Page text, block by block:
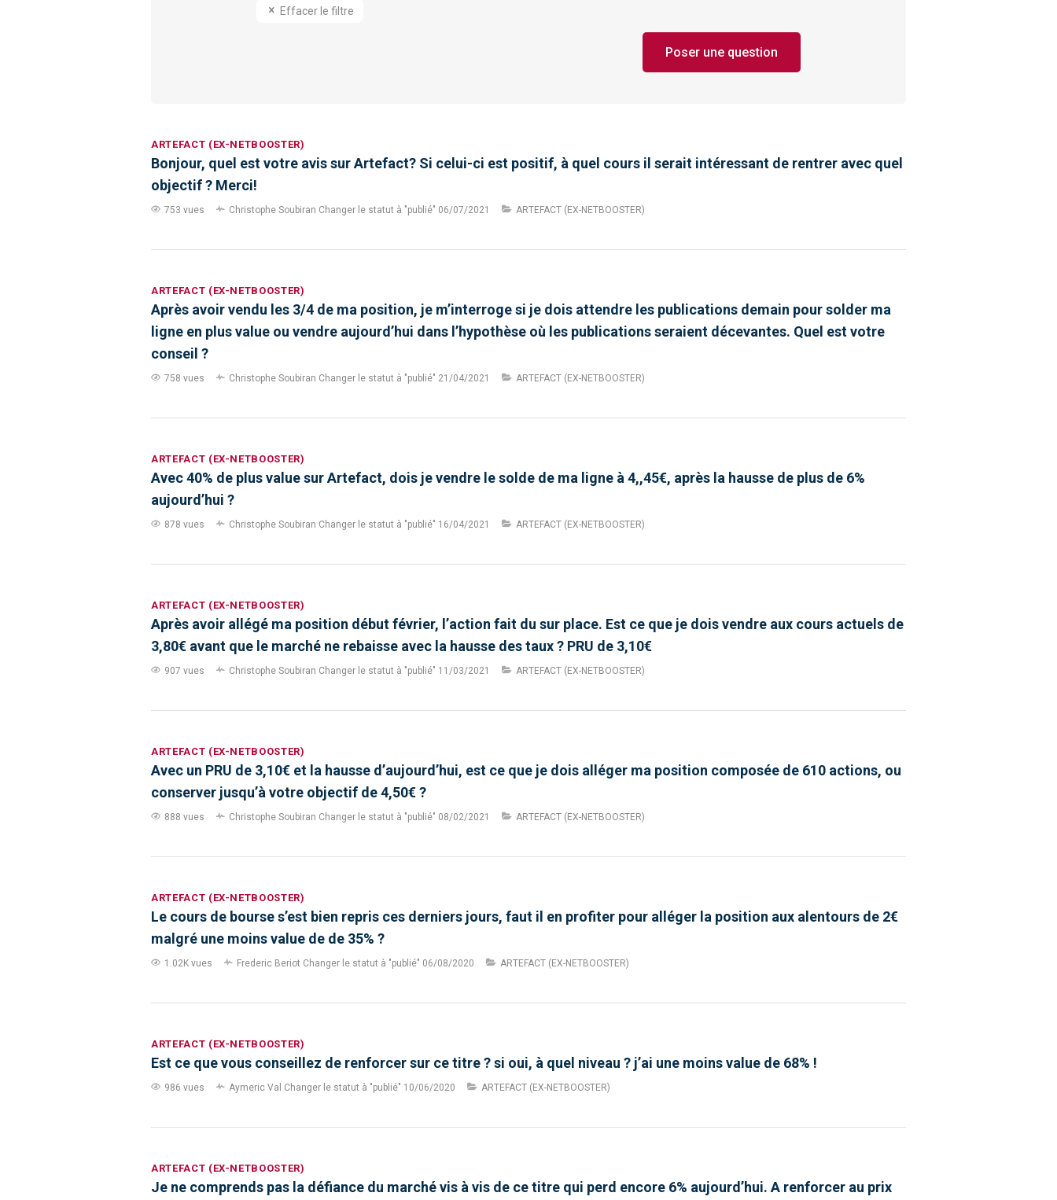
Effacer le filtre
Poser une question
ARTEFACT (EX-NETBOOSTER)
Bonjour, quel est votre avis sur Artefact? Si celui-ci est positif, à quel cours il serait intéressant de rentrer avec quel
objectif ? Merci!
753 vues Christophe Soubiran Changer le statut à "publié" 06/07/2021 ARTEFACT (EX-NETBOOSTER)
ARTEFACT (EX-NETBOOSTER)
Après avoir vendu les 3/4 de ma position, je m’interroge si je dois attendre les publications demain pour solder ma
ligne en plus value ou vendre aujourd’hui dans l’hypothèse où les publications seraient décevantes. Quel est votre
conseil ?
758 vues Christophe Soubiran Changer le statut à "publié" 21/04/2021 ARTEFACT (EX-NETBOOSTER)
ARTEFACT (EX-NETBOOSTER)
Avec 40% de plus value sur Artefact, dois je vendre le solde de ma ligne à 4,,45€, après la hausse de plus de 6%
aujourd’hui ?
878 vues Christophe Soubiran Changer le statut à "publié" 16/04/2021 ARTEFACT (EX-NETBOOSTER)
ARTEFACT (EX-NETBOOSTER)
Après avoir allégé ma position début février, l’action fait du sur place. Est ce que je dois vendre aux cours actuels de
3,80€ avant que le marché ne rebaisse avec la hausse des taux ? PRU de 3,10€
907 vues Christophe Soubiran Changer le statut à "publié" 11/03/2021 ARTEFACT (EX-NETBOOSTER)
ARTEFACT (EX-NETBOOSTER)
Avec un PRU de 3,10€ et la hausse d’aujourd’hui, est ce que je dois alléger ma position composée de 610 actions, ou
conserver jusqu’à votre objectif de 4,50€ ?
888 vues Christophe Soubiran Changer le statut à "publié" 08/02/2021 ARTEFACT (EX-NETBOOSTER)
ARTEFACT (EX-NETBOOSTER)
Le cours de bourse s’est bien repris ces derniers jours, faut il en profiter pour alléger la position aux alentours de 2€
malgré une moins value de de 35% ?
1.02K vues Frederic Beriot Changer le statut à "publié" 06/08/2020 ARTEFACT (EX-NETBOOSTER)
ARTEFACT (EX-NETBOOSTER)
Est ce que vous conseillez de renforcer sur ce titre ? si oui, à quel niveau ? j’ai une moins value de 68% !
986 vues Aymeric Val Changer le statut à "publié" 10/06/2020 ARTEFACT (EX-NETBOOSTER)
ARTEFACT (EX-NETBOOSTER)
Je ne comprends pas la défiance du marché vis à vis de ce titre qui perd encore 6% aujourd’hui. A renforcer au prix